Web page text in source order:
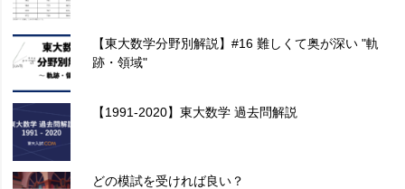
【東大数学分野別解説】#16 難しくて奥が深い "軌
跡・領域"
【1991-2020】東大数学 過去問解説
どの模試を受ければ良い？